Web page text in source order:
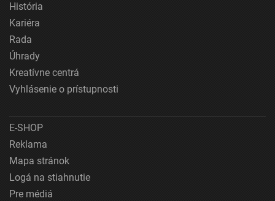
História
Kariéra
Rada
Úhrady
Kreatívne centrá
Vyhlásenie o prístupnosti
E-SHOP
Reklama
Mapa stránok
Logá na stiahnutie
Pre médiá